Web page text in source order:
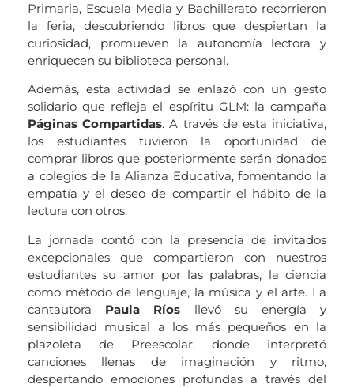
Primaria, Escuela Media y Bachillerato recorrieron
la feria, descubriendo libros que despiertan la
curiosidad, promueven la autonomía lectora y
enriquecen su biblioteca personal.
Además, esta actividad se enlazó con un gesto
solidario que refleja el espíritu GLM: la campaña
Páginas Compartidas. A través de esta iniciativa,
los estudiantes tuvieron la oportunidad de
comprar libros que posteriormente serán donados
a colegios de la Alianza Educativa, fomentando la
empatía y el deseo de compartir el hábito de la
lectura con otros.
La jornada contó con la presencia de invitados
excepcionales que compartieron con nuestros
estudiantes su amor por las palabras, la ciencia
como método de lenguaje, la música y el arte. La
cantautora Paula Ríos llevó su energía y
sensibilidad musical a los más pequeños en la
plazoleta de Preescolar, donde interpretó
canciones llenas de imaginación y ritmo,
despertando emociones profundas a través del